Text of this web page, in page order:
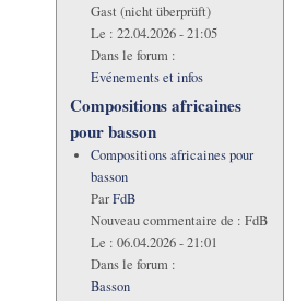
Gast (nicht überprüft)
Le : 22.04.2026 - 21:05
Dans le forum :
Evénements et infos
Compositions africaines
pour basson
Compositions africaines pour
basson
ParFdB
Nouveau commentaire de : FdB
Le : 06.04.2026 - 21:01
Dans le forum :
Basson